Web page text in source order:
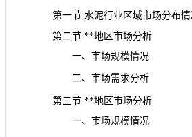
第一节 水泥行业区域市场分布情
第二节 **地区市场分析
一、市场规模情况
二、市场需求分析
第三节 **地区市场分析
一、市场规模情况